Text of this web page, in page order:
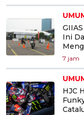
Ini
7 jam
HJC